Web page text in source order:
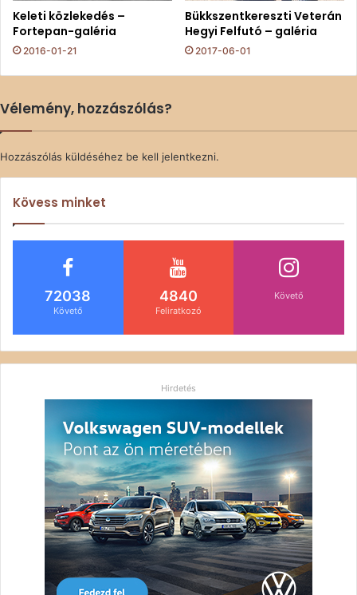
Keleti közlekedés –
Fortepan-galéria
2016-01-21
Bükkszentkereszti Veterán
Hegyi Felfutó – galéria
2017-06-01
Vélemény, hozzászólás?
Hozzászólás küldéséhez be kell jelentkezni.
Kövess minket
72038
Követő
4840
Feliratkozó
Követő
Hirdetés